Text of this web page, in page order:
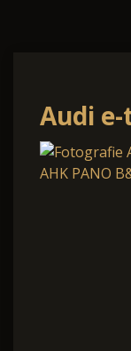
Audi
m.20%
B&O